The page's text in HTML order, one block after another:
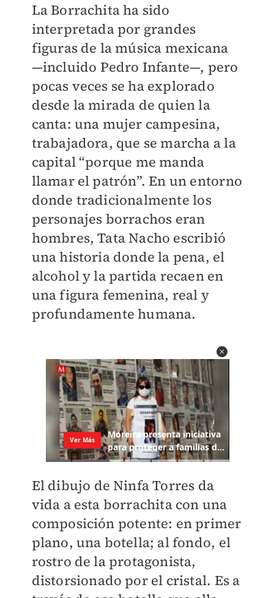
La Borrachita ha sido
interpretada por grandes
figuras de la música mexicana
—incluido Pedro Infante—, pero
pocas veces se ha explorado
desde la mirada de quien la
canta: una mujer campesina,
trabajadora, que se marcha a la
capital “porque me manda
llamar el patrón”. En un entorno
donde tradicionalmente los
personajes borrachos eran
hombres, Tata Nacho escribió
una historia donde la pena, el
alcohol y la partida recaen en
una figura femenina, real y
profundamente humana.
El dibujo de Ninfa Torres da
vida a esta borrachita con una
composición potente: en primer
plano, una botella; al fondo, el
rostro de la protagonista,
distorsionado por el cristal. Es a